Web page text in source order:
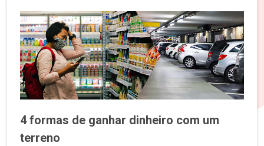
4 formas de ganhar dinheiro com um
terreno